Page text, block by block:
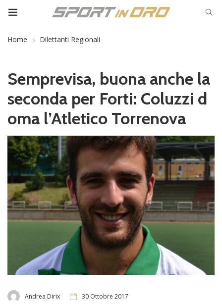
Home Dilettanti Regionali
Semprevisa, buona anche la
seconda per Forti: Coluzzi d
oma l’Atletico Torrenova
Andrea Dirix 30 Ottobre 2017